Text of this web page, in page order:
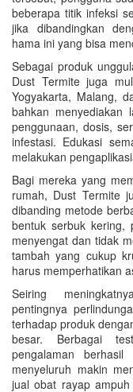
beberapa titik infeksi
jika dibandingkan
hama ini yang bisa
Sebagai produk
Dust Termite juga
Yogyakarta, Malang,
bahkan menyediakan
penggunaan, dosis,
infestasi. Edukasi
melakukan
Bagi mereka yang
rumah, Dust Termite
dibanding metode
bentuk serbuk kering,
menyengat dan tidak
tambah yang cukup
harus memperhatikan
Seiring
pentingnya
terhadap produk
besar. Berbagai
pengalaman
menyeluruh makin
jual obat rayap